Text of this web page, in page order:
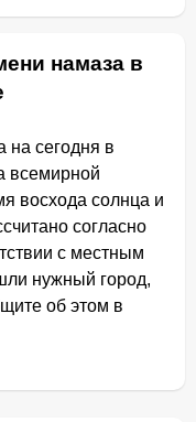
намаза в
сегодня в
всемирной
восхода солнца и
согласно
с местным
нужный город,
об этом в